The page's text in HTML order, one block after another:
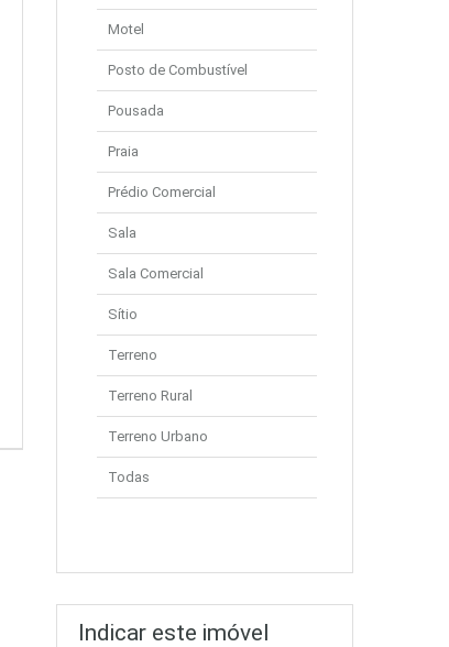
Motel
Posto de Combustível
Pousada
Praia
Prédio Comercial
Sala
Sala Comercial
Sítio
Terreno
Terreno Rural
Terreno Urbano
Todas
Indicar este imóvel